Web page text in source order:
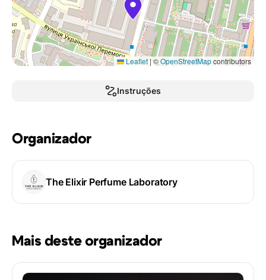
Leaflet|©OpenStreetMapcontributors
Instruções
Organizador
The Elixir Perfume Laboratory
Mais deste organizador